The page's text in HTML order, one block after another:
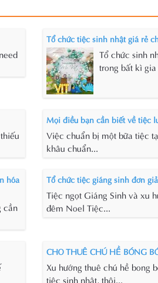
Tổ chức tiệc sinh nhật giá rẻ
Tổ chức sinh
trong bất kì
Mọi điều bạn cần biết về tiệc
Việc chuẩn bị một bữa tiệc
khâu chuẩn...
hóa
cần
Tổ chức tiệc giáng sinh đơn
Tiệc ngọt Giáng Sinh và xu
đêm Noel Tiệc...
CHO THUÊ CHÚ HỀ BÓNG
Xu hướng thuê chú hề bong
tiệc sinh nhật, thôi...